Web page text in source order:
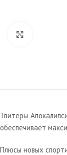
Твитеры
обеспечивает
Плюсы новых